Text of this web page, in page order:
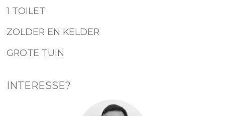
1 TOILET
ZOLDER EN KELDER
GROTE TUIN
INTERESSE?